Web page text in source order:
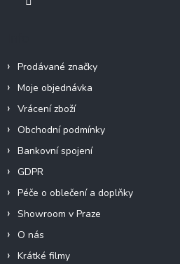
Prodávané značky
Moje objednávka
Vrácení zboží
Obchodní podmínky
Bankovní spojení
GDPR
Péče o oblečení a doplňky
Showroom v Praze
O nás
Krátké filmy